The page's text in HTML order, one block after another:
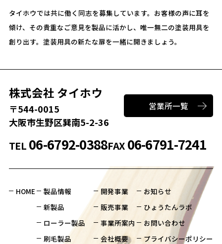
タイホウでは共に働く同志を募集しています。 お客様の声に耳を
傾け、その貴重なご意見を製品に活かし、唯一無二の塗装用具を
創り出す。 塗装用具の新たな扉を一緒に開きましょう。
株式会社 タイホウ
〒544-0015
大阪市生野区巽南5-2-36
営業所一覧
TEL06-6792-0388FAX06-6791-7241
HOME
製品情報
新製品
ローラー製品
刷毛製品
開発事業
販売事業
事業所案内
会社概要
お知らせ
ひょうたんラボ
お問い合わせ
プライバシーポリシー